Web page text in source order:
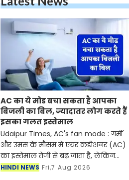
AC का ये मोड बचा सकता है आपका
बिजली का बिल, ज्यादातर लोग करते हैं
इसका गलत इस्तेमाल
Udaipur Times, AC's fan mode : गर्मी
और उमस के मौसम में एयर कंडीशनर (AC)
का इस्तेमाल तेजी से बढ़ जाता है, लेकिन
इसके साथ बिजली का बिल भी काफी बढ़
HINDI NEWS Fri,7 Aug 2026